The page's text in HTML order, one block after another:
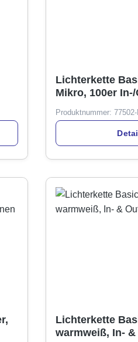
Lichterkette
Mikro, 100er
Produktnummer:
Lichterkette
warmweiß, In-